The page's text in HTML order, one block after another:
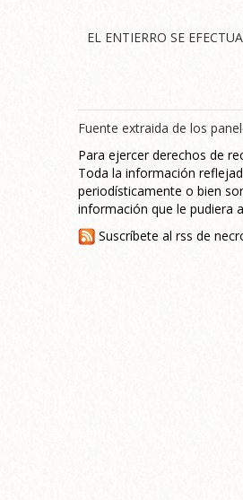
EL ENTIERRO SE
Fuente extraida de los
Para ejercer derechos de
Toda la información
periodísticamente o bien
información que le pudiera
Suscríbete al rss de